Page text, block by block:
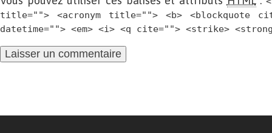
title=""> <acronym title=""> <b> <blockquote
datetime=""> <em> <i> <q cite=""> <strike>